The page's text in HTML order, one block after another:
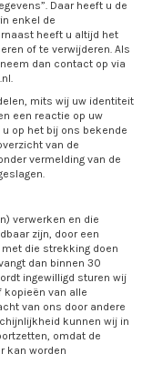
Daar heeft u de
enkel de
heeft u altijd het
of te verwijderen. Als
dan contact op via
mits wij uw identiteit
een reactie op uw
op het bij ons bekende
van de
vermelding van de
verwerken en die
zijn, door een
die strekking doen
dan binnen 30
ingewilligd sturen wij
van alle
van ons door andere
kunnen wij in
omdat de
kan worden